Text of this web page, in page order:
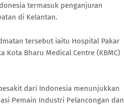
termasuk penganjuran
di Kelantan.
tersebut iaitu Hospital Pakar
Kota Bharu Medical Centre (KBMC)
dari Indonesia menunjukkan
Pemain Industri Pelancongan dan